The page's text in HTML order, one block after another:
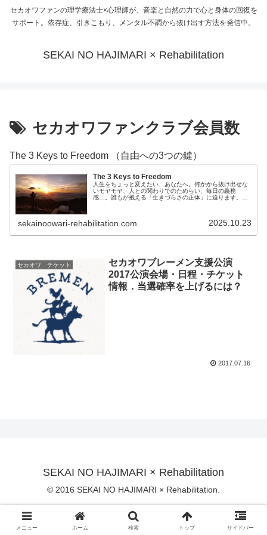
セカオワファンの理学療法士×心理師が、音楽と自然の力で心と身体の回復を
サポート。依存症、引きこもり、メンタル不調から抜け出す方法を発信中。
SEKAI NO HAJIMARI × Rehabilitation
セカオワファンクラブ会員数
The 3 Keys to Freedom （自由への3つの鍵）
The 3 Keys to Freedom
人生をちょっと変えたい、あなたへ。何かから抜け出せな
いモヤモヤ、人との関わりでのためらい、毎日の義務
感…。誰もが抱える「生きづらさの正体」に迫ります。癒
sekainoowari-rehabilitation.com 2025.10.23
セカオワ チケット
セカオワブレーメン支援公演
2017公演会場・日程・チケット
情報．当選確率を上げるには？
2017.07.16
SEKAI NO HAJIMARI × Rehabilitation
© 2016 SEKAI NO HAJIMARI × Rehabilitation.
メニュー ホーム 検索 トップ サイドバー